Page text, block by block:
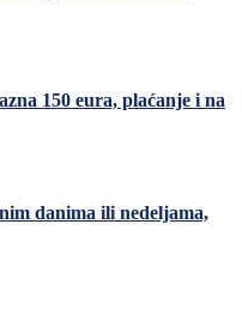
150 eura, plaćanje i na
danima ili nedeljama,